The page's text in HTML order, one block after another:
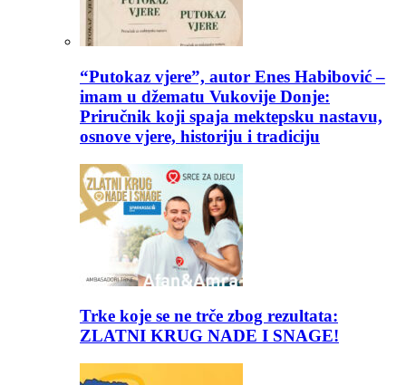
“Putokaz vjere”, autor Enes Habibović –
imam u džematu Vukovije Donje:
Priručnik koji spaja mektepsku nastavu,
osnove vjere, historiju i tradiciju
Trke koje se ne trče zbog rezultata:
ZLATNI KRUG NADE I SNAGE!